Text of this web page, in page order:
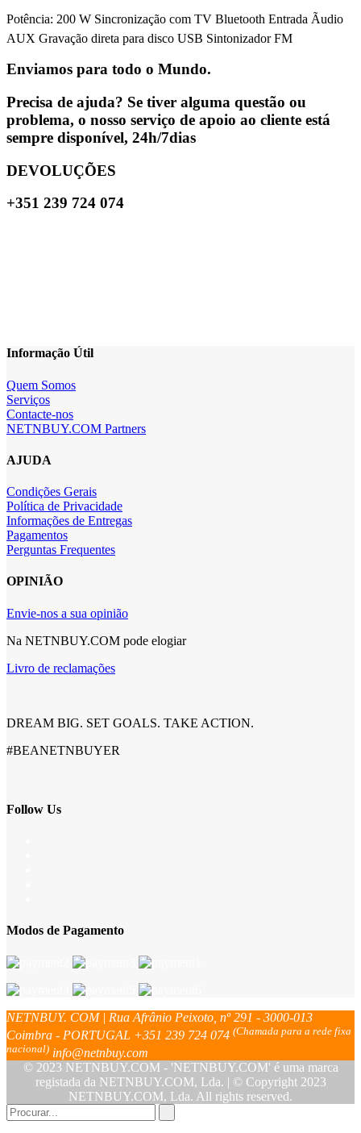
Potência: 200 W Sincronização com TV Bluetooth Entrada Ãudio
AUX Gravação direta para disco USB Sintonizador FM
Enviamos para todo o Mundo.
Precisa de ajuda? Se tiver alguma questão ou
problema, o nosso serviço de apoio ao cliente está
sempre disponível, 24h/7dias
DEVOLUÇÕES
+351 239 724 074
Informação Útil
Quem Somos
Serviços
Contacte-nos
NETNBUY.COM Partners
AJUDA
Condições Gerais
Política de Privacidade
Informações de Entregas
Pagamentos
Perguntas Frequentes
OPINIÃO
Envie-nos a sua opinião
Na NETNBUY.COM pode elogiar
Livro de reclamações
DREAM BIG. SET GOALS. TAKE ACTION.
#BEANETNBUYER
Follow Us
Modos de Pagamento
NETNBUY. COM | Rua Afrânio Peixoto, nº 291 - 3000-013
Coimbra - PORTUGAL +351 239 724 074 (Chamada para a rede fixa
nacional) info@netnbuy.com
© 2023 NETNBUY.COM - 'NETNBUY.COM' é uma marca
registada da NETNBUY.COM, Lda. | © Copyright 2023
NETNBUY.COM, Lda. All rights reserved.